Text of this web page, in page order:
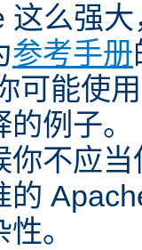
这么强
参考手册
可能使
的例子
你不应
的
。